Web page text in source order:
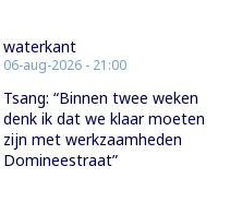
waterkant
06-aug-2026 - 21:00
Tsang: “Binnen twee weken
denk ik dat we klaar moeten
zijn met werkzaamheden
Domineestraat”